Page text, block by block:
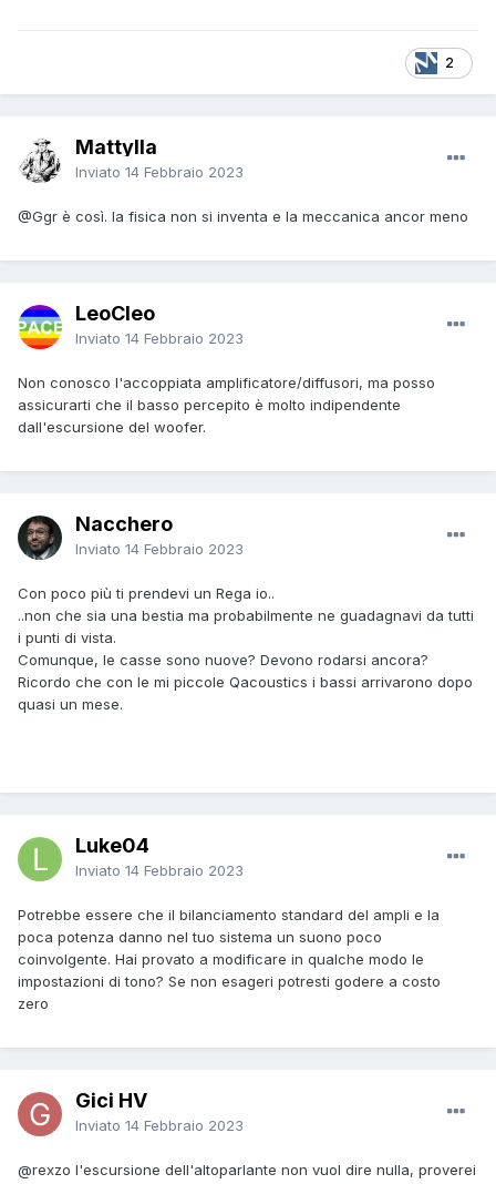
2
Mattylla
Inviato 14 Febbraio 2023
@Ggr è così. la fisica non si inventa e la meccanica ancor meno
LeoCleo
Inviato 14 Febbraio 2023
Non conosco l'accoppiata amplificatore/diffusori, ma posso
assicurarti che il basso percepito è molto indipendente
dall'escursione del woofer.
Nacchero
Inviato 14 Febbraio 2023
Con poco più ti prendevi un Rega io..
..non che sia una bestia ma probabilmente ne guadagnavi da tutti
i punti di vista.
Comunque, le casse sono nuove? Devono rodarsi ancora?
Ricordo che con le mi piccole Qacoustics i bassi arrivarono dopo
quasi un mese.
Luke04
Inviato 14 Febbraio 2023
Potrebbe essere che il bilanciamento standard del ampli e la
poca potenza danno nel tuo sistema un suono poco
coinvolgente. Hai provato a modificare in qualche modo le
impostazioni di tono? Se non esageri potresti godere a costo
zero
Gici HV
Inviato 14 Febbraio 2023
@rexzo l'escursione dell'altoparlante non vuol dire nulla, proverei